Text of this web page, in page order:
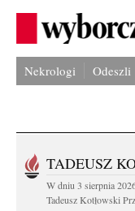
Nekrologi Odeszli
TADEUSZ
W dniu 3 sierpnia
Tadeusz Kotłowski